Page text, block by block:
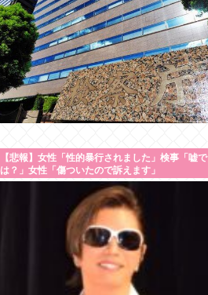
【悲報】女性「性的暴行されました」検事「嘘で
は？」女性「傷ついたので訴えます」